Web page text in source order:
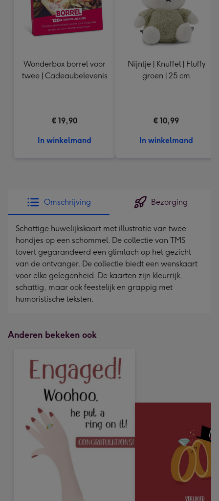
Wonderbox borrel voor
twee | Cadeaubelevenis
€ 19,90
In winkelmand
Nijntje | Knuffel | Fluffy
groen | 25 cm
€ 10,99
In winkelmand
Omschrijving Bezorging
Schattige huwelijkskaart met illustratie van twee
hondjes op een schommel. De collectie van TMS
tovert gegarandeerd een glimlach op het gezicht
van de ontvanger. De collectie biedt een wenskaart
voor elke gelegenheid. De kaarten zijn kleurrijk,
schattig, maar ook feestelijk en grappig met
humoristische teksten.
Anderen bekeken ook